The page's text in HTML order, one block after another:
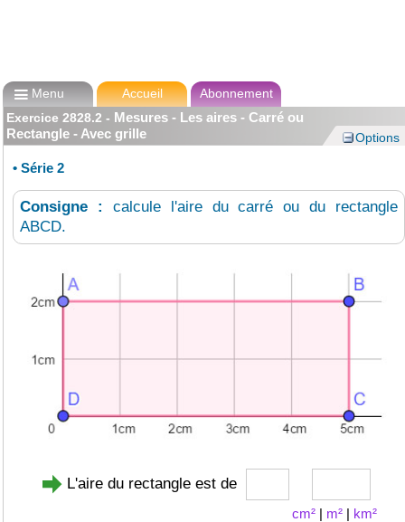
Menu Accueil
Abonnement
Exercice 2828.2 - Mesures - Les aires - Carré ou
Rectangle - Avec grille
Options
• Série 2
Consigne : calcule l'aire du carré ou du rectangle
ABCD.
L'aire du rectangle est de
cm² | m² | km²